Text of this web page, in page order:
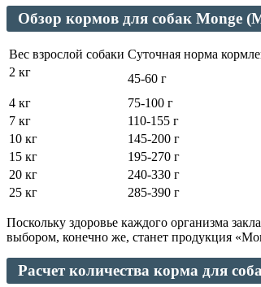
Обзор кормов для собак Monge
Вес взрослой собаки Суточная норма
2 кг
45-60 г
4 кг
75-100 г
7 кг
110-155 г
10 кг
145-200 г
15 кг
195-270 г
20 кг
240-330 г
25 кг
285-390 г
Поскольку здоровье каждого организма
выбором, конечно же, станет продукция
Расчет количества корма для